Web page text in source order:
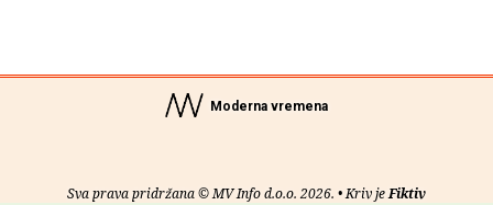
Moderna vremena
Sva prava pridržana © MV Info d.o.o. 2026. • Kriv jeFiktiv